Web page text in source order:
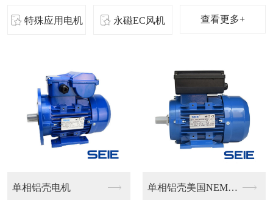
特殊应用电机 永磁EC风机 查看更多+
相铝壳电机 单相铝壳美国NEMA... IE5